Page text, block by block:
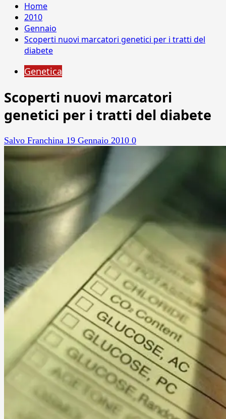
Home
2010
Gennaio
Scoperti nuovi marcatori genetici per i tratti del
diabete
Genetica
Scoperti nuovi marcatori
genetici per i tratti del diabete
Salvo Franchina 19 Gennaio 2010 0